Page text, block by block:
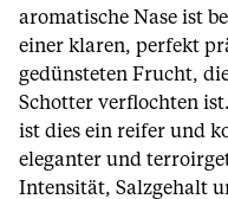
aromatische Nase ist
einer klaren, perfekt
gedünsteten Frucht,
Schotter verflochten
ist dies ein reifer und
eleganter und
Intensität, Salzgehalt